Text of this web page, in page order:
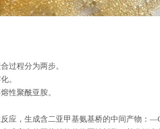
过程分为两步。
。
性聚酰亚胺。
反应，生成含二亚甲基氨基桥的中间产物